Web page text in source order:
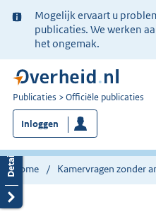
Ter
informatie:
Mogelijk ervaart u
publicaties. We werken
het ongemak.
U
bent
nu
hier:
Publicaties Officiële publicaties
Inloggen
Home Kamervragen zonder